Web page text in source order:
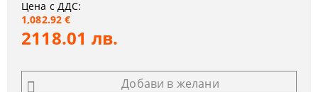
Цена с ДДС:
1,082.92 €
2118.01 лв.
Добави в желани